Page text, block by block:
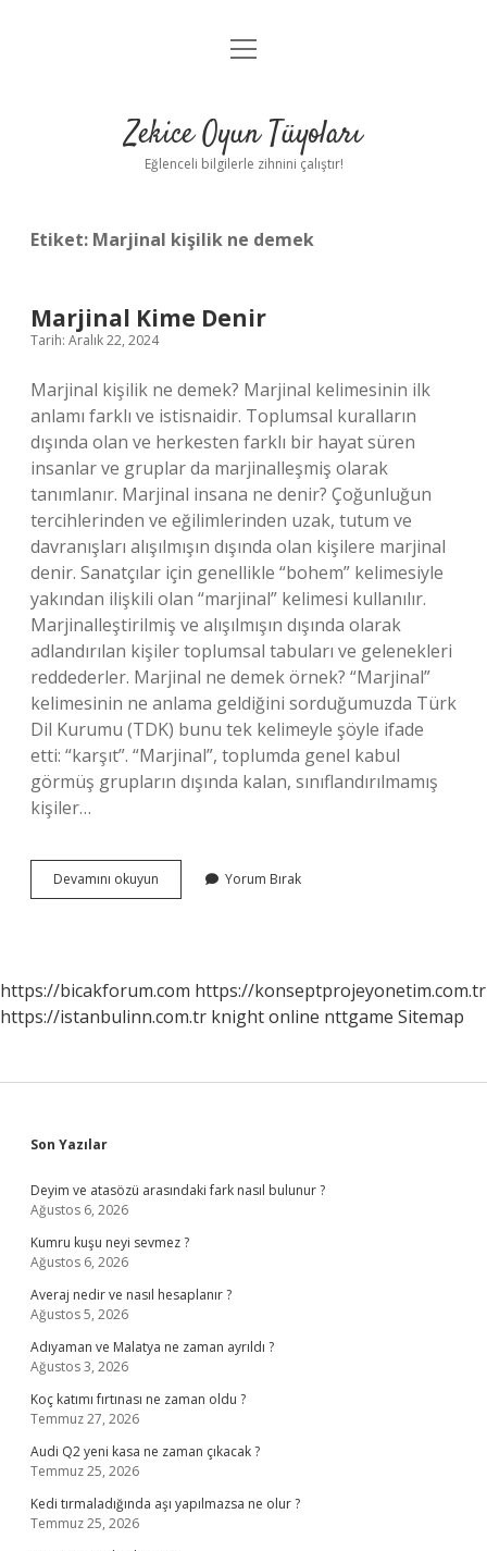
Anasayfa
Yasal Uyarı
menüyü
Zekice Oyun Tüyoları
Eğlenceli bilgilerle zihnini çalıştır!
Etiket: Marjinal kişilik ne demek
Marjinal Kime Denir
Tarih: Aralık 22, 2024
Marjinal kişilik ne demek? Marjinal kelimesinin ilk
anlamı farklı ve istisnaidir. Toplumsal kuralların
dışında olan ve herkesten farklı bir hayat süren
insanlar ve gruplar da marjinalleşmiş olarak
tanımlanır. Marjinal insana ne denir? Çoğunluğun
tercihlerinden ve eğilimlerinden uzak, tutum ve
davranışları alışılmışın dışında olan kişilere marjinal
denir. Sanatçılar için genellikle “bohem” kelimesiyle
yakından ilişkili olan “marjinal” kelimesi kullanılır.
Marjinalleştirilmiş ve alışılmışın dışında olarak
adlandırılan kişiler toplumsal tabuları ve gelenekleri
reddederler. Marjinal ne demek örnek? “Marjinal”
kelimesinin ne anlama geldiğini sorduğumuzda Türk
Dil Kurumu (TDK) bunu tek kelimeyle şöyle ifade
etti: “karşıt”. “Marjinal”, toplumda genel kabul
görmüş grupların dışında kalan, sınıflandırılmamış
kişiler…
Devamını okuyun Marjinal
Kime
Yorum Bırak
https://bicakforum.com https://konseptprojeyonetim.com.tr
https://istanbulinn.com.tr knight online nttgame Sitemap
Sidebar
Son Yazılar
Deyim ve atasözü arasındaki fark nasıl bulunur ?
Ağustos 6, 2026
Kumru kuşu neyi sevmez ?
Ağustos 6, 2026
Averaj nedir ve nasıl hesaplanır ?
Ağustos 5, 2026
Adıyaman ve Malatya ne zaman ayrıldı ?
Ağustos 3, 2026
Koç katımı fırtınası ne zaman oldu ?
Temmuz 27, 2026
Audi Q2 yeni kasa ne zaman çıkacak ?
Temmuz 25, 2026
Kedi tırmaladığında aşı yapılmazsa ne olur ?
Temmuz 25, 2026